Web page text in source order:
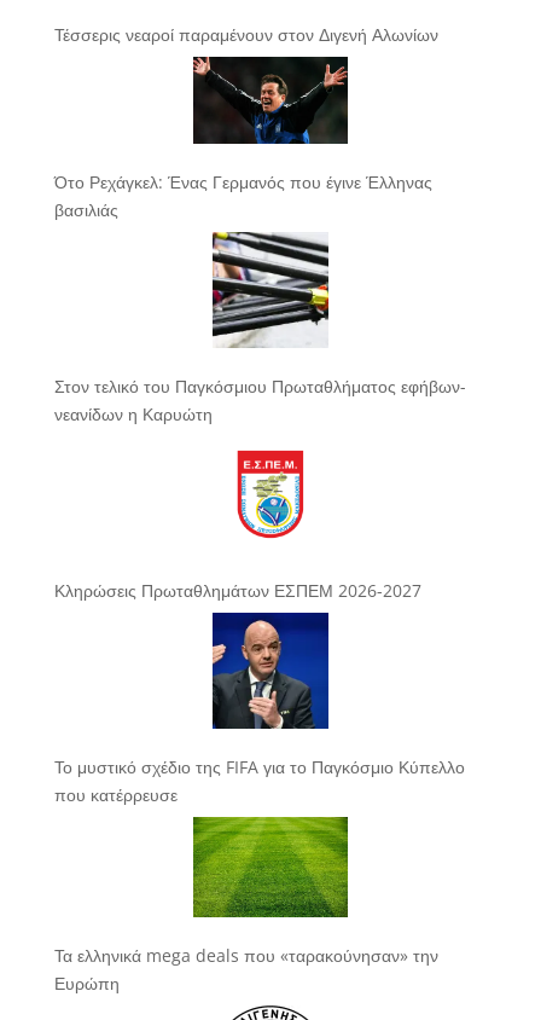
Τέσσερις νεαροί παραμένουν στον Διγενή Αλωνίων
Ότο Ρεχάγκελ: Ένας Γερμανός που έγινε Έλληνας
βασιλιάς
Στον τελικό του Παγκόσμιου Πρωταθλήματος εφήβων-
νεανίδων η Καρυώτη
Κληρώσεις Πρωταθλημάτων ΕΣΠΕΜ 2026-2027
Το μυστικό σχέδιο της FIFA για το Παγκόσμιο Κύπελλο
που κατέρρευσε
Τα ελληνικά mega deals που «ταρακούνησαν» την
Ευρώπη